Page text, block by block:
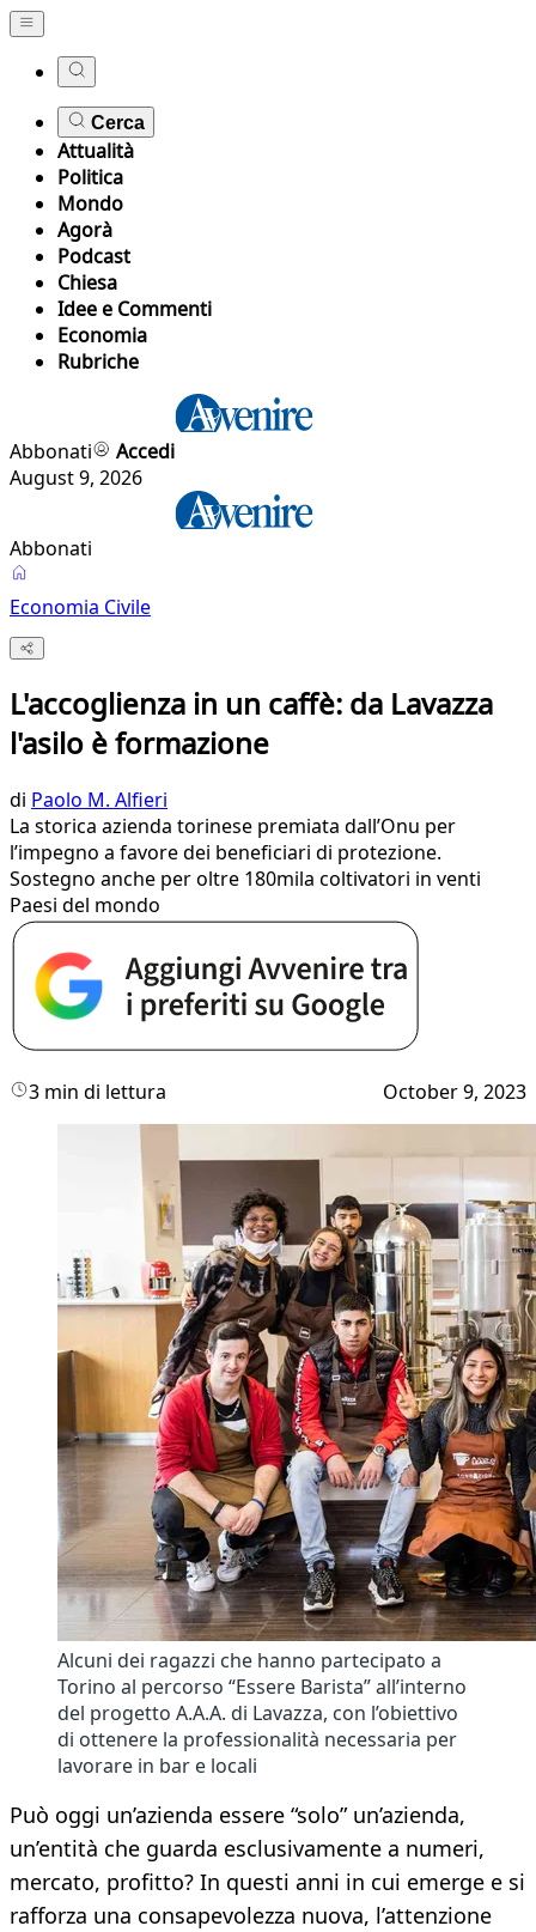
Cerca
Attualità
Politica
Mondo
Agorà
Podcast
Chiesa
Idee e Commenti
Economia
Rubriche
Abbonati
Accedi
August 9, 2026
Abbonati
Economia Civile
L'accoglienza in un caffè: da Lavazza
l'asilo è formazione
di Paolo M. Alfieri
La storica azienda torinese premiata dall’Onu per
l’impegno a favore dei beneficiari di protezione.
Sostegno anche per oltre 180mila coltivatori in venti
Paesi del mondo
3 min di lettura October 9, 2023
Alcuni dei ragazzi che hanno partecipato a
Torino al percorso “Essere Barista” all’interno
del progetto A.A.A. di Lavazza, con l’obiettivo
di ottenere la professionalità necessaria per
lavorare in bar e locali
Può oggi un’azienda essere “solo” un’azienda,
un’entità che guarda esclusivamente a numeri,
mercato, profitto? In questi anni in cui emerge e si
rafforza una consapevolezza nuova, l’attenzione